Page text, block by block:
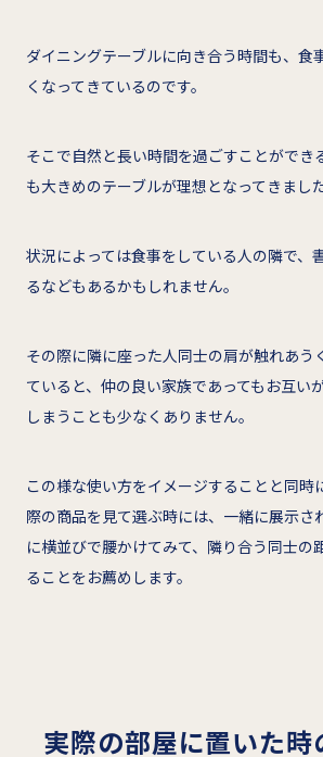
ダイニングテーブルに向き合う時間も、食
くなってきているのです。
そこで自然と長い時間を過ごすことができ
も大きめのテーブルが理想となってきました
状況によっては食事をしている人の隣で、
るなどもあるかもしれません。
その際に隣に座った人同士の肩が触れあう
ていると、仲の良い家族であってもお互い
しまうことも少なくありません。
この様な使い方をイメージすることと同時
際の商品を見て選ぶ時には、一緒に展示さ
に横並びで腰かけてみて、隣り合う同士の
ることをお薦めします。
実際の部屋に置いた時